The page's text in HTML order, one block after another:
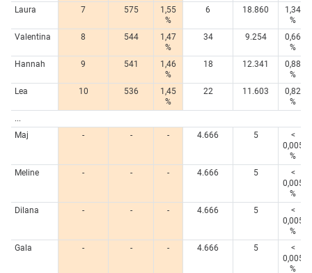
Laura
7 575
1,55
%
6 18.860
1,34
%
Valentina
8 544
1,47
%
34 9.254
0,66
%
Hannah
9 541
1,46
%
18 12.341
0,88
%
Lea
10 536
1,45
%
22 11.603
0,82
%
...
Maj
- - - 4.666 5
<
0,005
%
Meline
- - - 4.666 5
<
0,005
%
Dilana
- - - 4.666 5
<
0,005
%
Gala
- - - 4.666 5
<
0,005
%